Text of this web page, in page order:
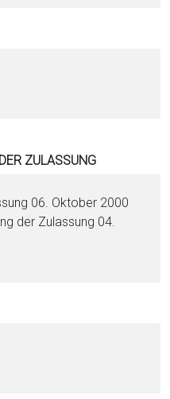
ZULASSUNG
06. Oktober 2000
der Zulassung 04.